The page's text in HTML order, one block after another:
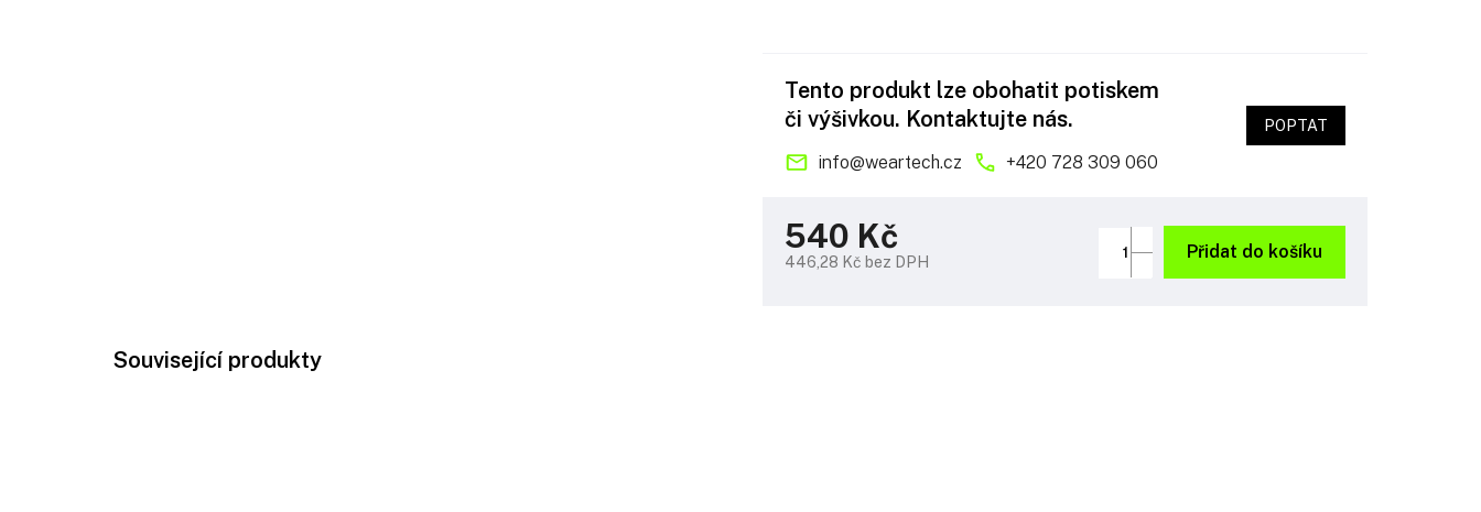
540 Kč
446,28 Kč bez DPH
Přidat do košíku
Tento produkt lze obohatit potiskem
či výšivkou. Kontaktujte nás.
info@weartech.cz +420 728 309 060
POPTAT
Související produkty